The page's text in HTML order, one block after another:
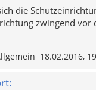
die
zwingend
18.02.2016,